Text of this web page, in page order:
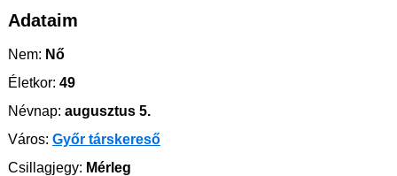
Adataim
Nem: Nő
Életkor: 49
Névnap: augusztus 5.
Város: Győr társkereső
Csillagjegy: Mérleg